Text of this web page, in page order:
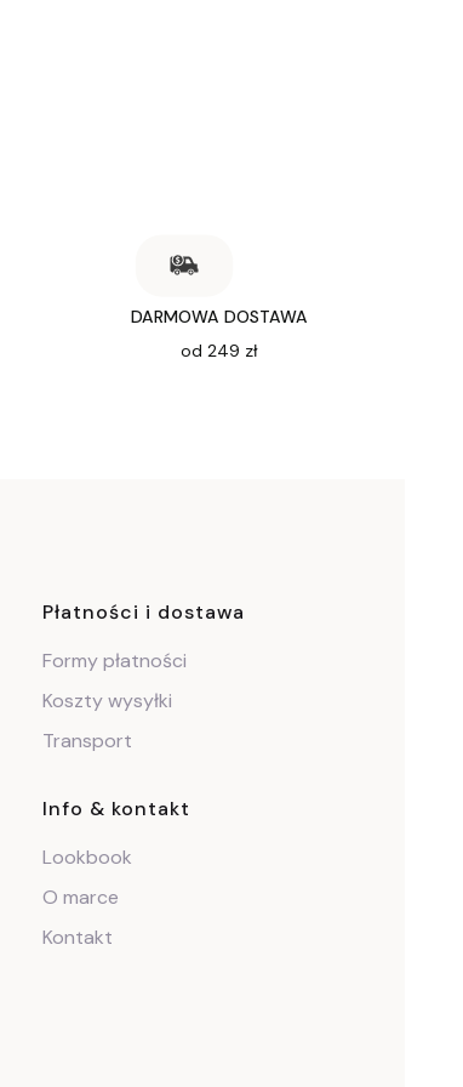
DARMOWA DOSTAWA
od 249 zł
Płatności i dostawa
Formy płatności
Koszty wysyłki
Transport
Info & kontakt
Lookbook
O marce
Kontakt